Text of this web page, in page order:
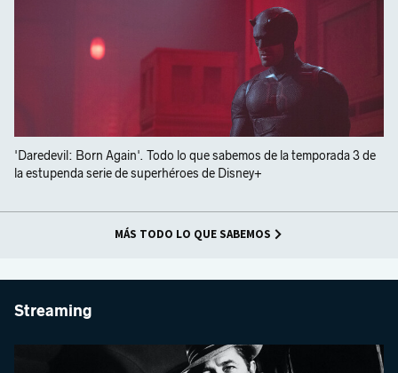
'Daredevil: Born Again'. Todo lo que sabemos de la temporada 3 de
la estupenda serie de superhéroes de Disney+
MÁS TODO LO QUE SABEMOS
Streaming